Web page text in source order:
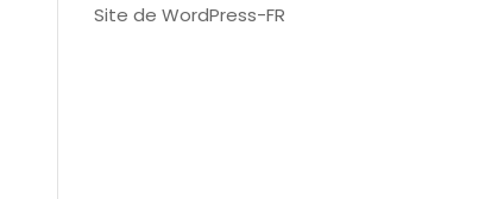
Site de WordPress-FR